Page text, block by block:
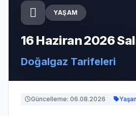
YAŞAM
16 Haziran 2026
Doğalgaz Tarifeleri
Güncelleme: 06.08.2026